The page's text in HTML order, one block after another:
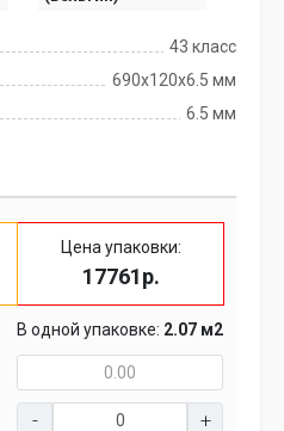
43 класс
690х120х6.5 мм
6.5 мм
Цена упаковки:
17761р.
В одной упаковке: 2.07 м2